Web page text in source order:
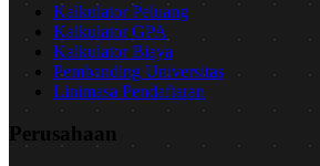
Kalkulator Peluang
Kalkulator GPA
Kalkulator Biaya
Pembanding Universitas
Linimasa Pendaftaran
Perusahaan